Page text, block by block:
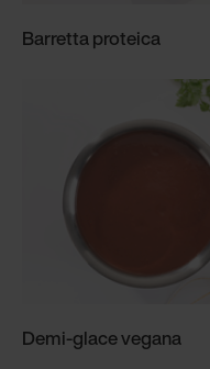
Barretta proteica
Demi-glace vegana